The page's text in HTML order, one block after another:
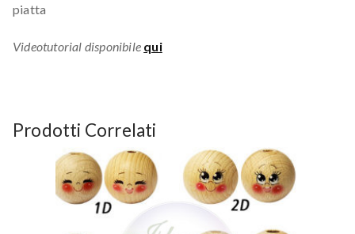
piatta
Videotutorial disponibile qui
Prodotti Correlati